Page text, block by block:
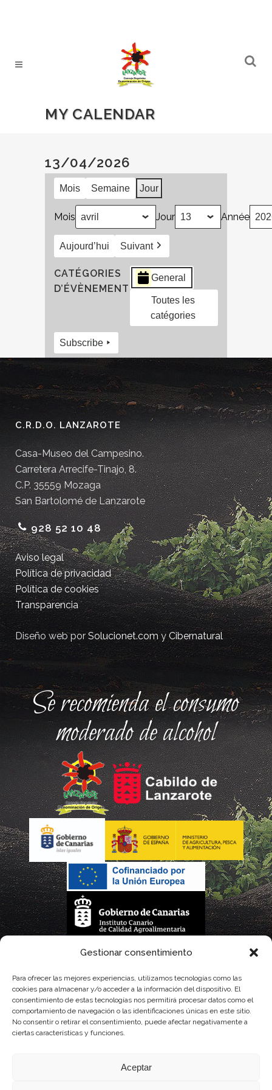
Gestionar consentimiento
Para ofrecer las mejores experiencias, utilizamos tecnologías como las
cookies para almacenar y/o acceder a la información del dispositivo. El
consentimiento de estas tecnologías nos permitirá procesar datos como el
comportamiento de navegación o las identificaciones únicas en este sitio.
No consentir o retirar el consentimiento, puede afectar negativamente a
ciertas características y funciones.
Aceptar
MY CALENDAR
13/04/2026
Mois Semaine Jour
Mois Jour Année
Aujourd’hui Suivant
CATÉGORIES
D’ÉVÈNEMENT
General
Toutes les
catégories
Subscribe
C.R.D.O. LANZAROTE
Casa-Museo del Campesino.
Carretera Arrecife-Tinajo, 8.
C.P. 35559 Mozaga
San Bartolomé de Lanzarote
928 52 10 48
Aviso legal
Política de privacidad
Política de cookies
Transparencia
Diseño web porSolucionet.comyCibernatural
Se recomienda el consumo
moderado de alcohol
La gestión de la DOP Lanzarote realizada por este Consejo Regulador es financiada,
con fondos provenientes del presupuesto de gastos del Instituto Canario de
Calidad Agroalimentaria